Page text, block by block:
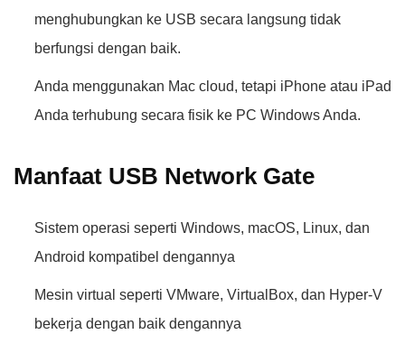
menghubungkan ke USB secara langsung tidak
berfungsi dengan baik.
Anda menggunakan Mac cloud, tetapi iPhone atau iPad
Anda terhubung secara fisik ke PC Windows Anda.
Manfaat USB Network Gate
Sistem operasi seperti Windows, macOS, Linux, dan
Android kompatibel dengannya
Mesin virtual seperti VMware, VirtualBox, dan Hyper-V
bekerja dengan baik dengannya